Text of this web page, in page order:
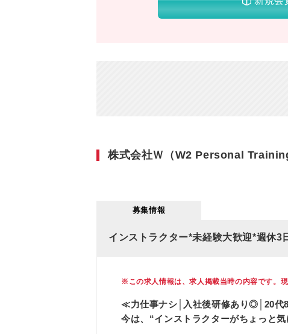
株式会社Ｗ（W2 Personal
募集情報
インストラクター*未経験大歓迎*週休
※この求人情報は、求人掲載当時の内容です。
≪力仕事ナシ│入社後研修あり◎│20
今は、“インストラクターがちょっと気